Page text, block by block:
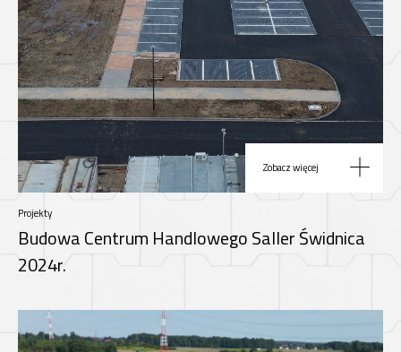
Zobacz więcej
Projekty
Budowa Centrum Handlowego Saller Świdnica
2024r.